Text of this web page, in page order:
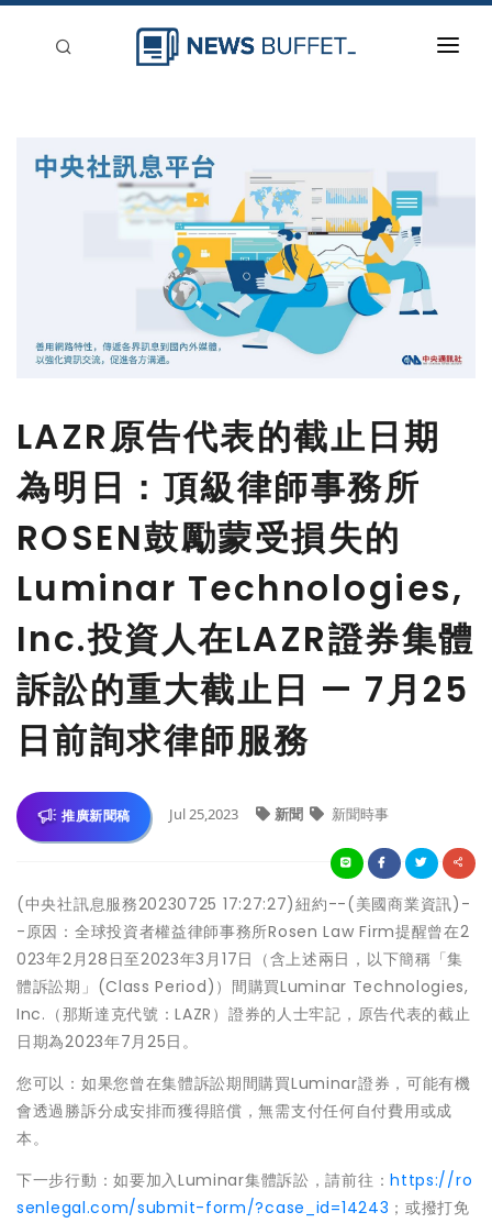
LAZR原告代表的截止日期
為明日：頂級律師事務所
ROSEN鼓勵蒙受損失的
Luminar Technologies,
Inc.投資人在LAZR證券集體
訴訟的重大截止日 — 7月25
日前詢求律師服務
推廣新聞稿 Jul 25,2023 新聞 新聞時事
(中央社訊息服務20230725 17:27:27)紐約--(美國商業資訊)-
-原因：全球投資者權益律師事務所Rosen Law Firm提醒曾在2
023年2月28日至2023年3月17日（含上述兩日，以下簡稱「集
體訴訟期」(Class Period)）間購買Luminar Technologies,
Inc.（那斯達克代號：LAZR）證券的人士牢記，原告代表的截止
日期為2023年7月25日。
您可以：如果您曾在集體訴訟期間購買Luminar證券，可能有機
會透過勝訴分成安排而獲得賠償，無需支付任何自付費用或成
本。
下一步行動：如要加入Luminar集體訴訟，請前往：https://ro
senlegal.com/submit-form/?case_id=14243 ；或撥打免